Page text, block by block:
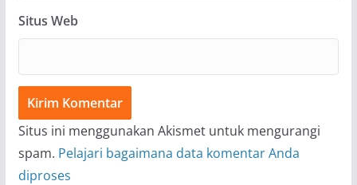
Situs Web
Situs ini menggunakan Akismet untuk mengurangi
spam. Pelajari bagaimana data komentar Anda
diproses